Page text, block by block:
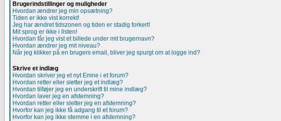
Brugerindstillinger og muligheder
Hvordan ændrer jeg min opsætning?
Tiden er ikke vist korrekt!
Jeg har ændret tidszonen og tiden er stadig forkert!
Mit sprog er ikke i listen!
Hvordan får jeg vist et billede under mit brugernavn?
Hvordan ændrer jeg mit niveau?
Når jeg klikker på en brugers email, bliver jeg spurgt om at logge ind?
Skrive et indlæg
Hvordan skriver jeg et nyt Emne i et forum?
Hvordan retter eller sletter jeg et indlæg?
Hvordan tilføjer jeg en underskrift til mine indlæg?
Hvordan laver jeg en afstemning?
Hvordan retter eller sletter jeg en afstemning?
Hvorfor kan jeg ikke få adgang til et forum?
Hvorfor kan jeg ikke stemme i en afstemning?